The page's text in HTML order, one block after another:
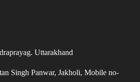
Uttarakhand
Singh Panwar, Jakholi, Mobile no-